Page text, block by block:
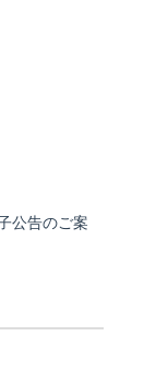
公告のご案